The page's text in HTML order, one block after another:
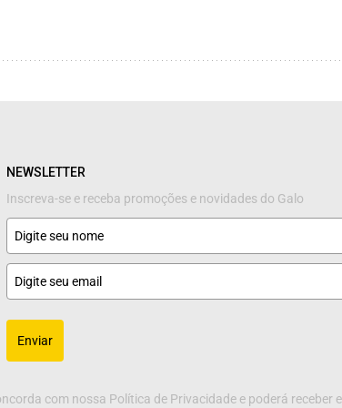
NEWSLETTER
Inscreva-se e receba promoções e novidades do Galo
Enviar
com nossa Política de Privacidade e poderá receber